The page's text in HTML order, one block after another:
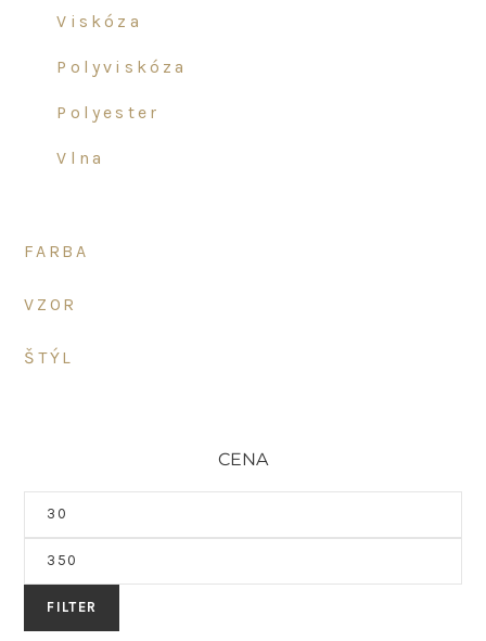
viskóza
polyviskóza
polyester
vlna
FARBA
VZOR
ŠTÝL
CENA
Minimálna
cena
Maximálna
cena
FILTER